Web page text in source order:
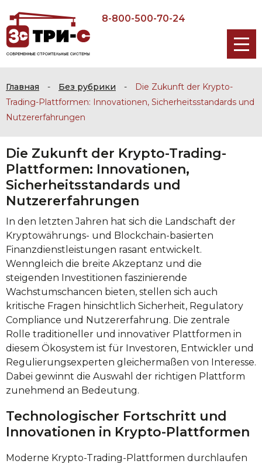
8-800-500-70-24
Главная - Без рубрики -
Die Zukunft der Krypto-
Trading-Plattformen: Innovationen, Sicherheitsstandards und
Nutzererfahrungen
Die Zukunft der Krypto-Trading-
Plattformen: Innovationen,
Sicherheitsstandards und
Nutzererfahrungen
In den letzten Jahren hat sich die Landschaft der
Kryptowährungs- und Blockchain-basierten
Finanzdienstleistungen rasant entwickelt.
Wenngleich die breite Akzeptanz und die
steigenden Investitionen faszinierende
Wachstumschancen bieten, stellen sich auch
kritische Fragen hinsichtlich Sicherheit, Regulatory
Compliance und Nutzererfahrung. Die zentrale
Rolle traditioneller und innovativer Plattformen in
diesem Ökosystem ist für Investoren, Entwickler und
Regulierungsexperten gleichermaßen von Interesse.
Dabei gewinnt die Auswahl der richtigen Plattform
zunehmend an Bedeutung.
Technologischer Fortschritt und
Innovationen in Krypto-Plattformen
Moderne Krypto-Trading-Plattformen durchlaufen